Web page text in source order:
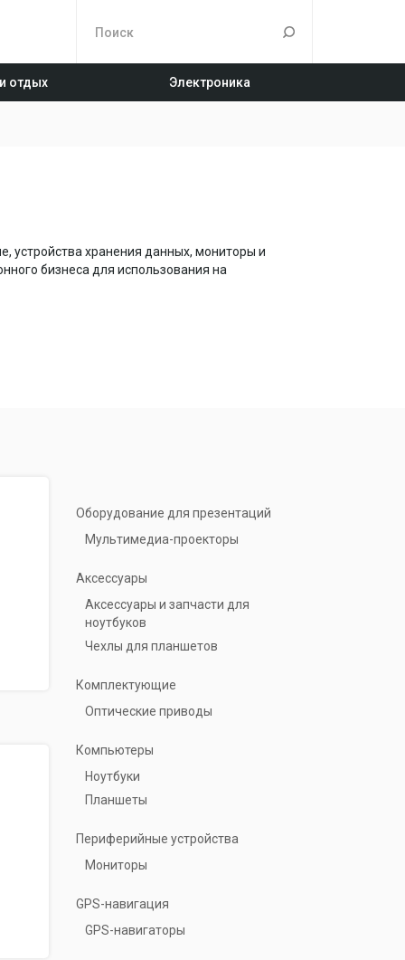
отдых Электроника
устройства хранения данных, мониторы и
бизнеса для использования на
Оборудование для презентаций
Мультимедиа-проекторы
Аксессуары
Аксессуары и запчасти для
ноутбуков
Чехлы для планшетов
Комплектующие
Оптические приводы
Компьютеры
Ноутбуки
Планшеты
Периферийные устройства
Мониторы
GPS-навигация
GPS-навигаторы